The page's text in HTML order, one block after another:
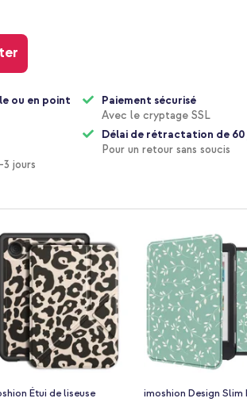
ou en point
jours
Paiement sécurisé
Avec le cryptage SSL
Délai de rétractation de 60
Pour un retour sans soucis
Étui de liseuse
imoshion Design Slim